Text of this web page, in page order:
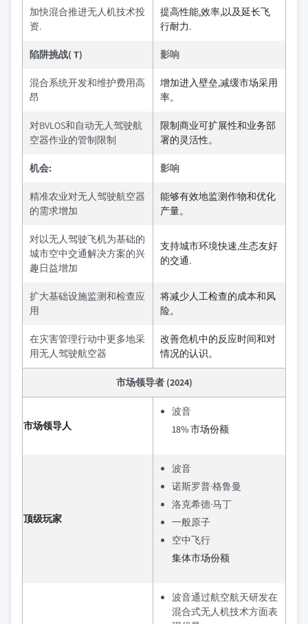
加快混合推进无人机技术投
资.
提高性能,效率,以及延长飞
行耐力.
陷阱挑战( T) 影响
混合系统开发和维护费用高
昂
增加进入壁垒,减缓市场采用
率。
对BVLOS和自动无人驾驶航
空器作业的管制限制
限制商业可扩展性和业务部
署的灵活性。
机会: 影响
精准农业对无人驾驶航空器
的需求增加
能够有效地监测作物和优化
产量。
对以无人驾驶飞机为基础的
城市空中交通解决方案的兴
趣日益增加
支持城市环境快速,生态友好
的交通.
扩大基础设施监测和检查应
用
将减少人工检查的成本和风
险。
在灾害管理行动中更多地采
用无人驾驶航空器
改善危机中的反应时间和对
情况的认识。
市场领导者 (2024)
市场领导人
波音
18% 市场份额
顶级玩家
波音
诺斯罗普·格鲁曼
洛克希德·马丁
一般原子
空中飞行
集体市场份额
波音通过航空航天研发在
混合式无人机技术方面表